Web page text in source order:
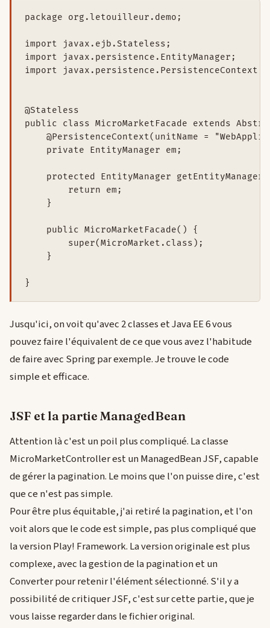
package org.letouilleur.demo;
import javax.ejb.Stateless;
import javax.persistence.EntityManager;
import javax.persistence.PersistenceContext;
@Stateless
public class MicroMarketFacade extends
@PersistenceContext(unitName =
    private EntityManager em;
protected EntityManager
        return em;
    }
    public MicroMarketFacade() {
        super(MicroMarket.class);
    }
Jusqu'ici, on voit qu'avec 2 classes et Java EE 6 vous
pouvez faire l'équivalent de ce que vous avez l'habitude
de faire avec Spring par exemple. Je trouve le code
simple et efficace.
JSF et la partie ManagedBean
Attention là c'est un poil plus compliqué. La classe
MicroMarketController est un ManagedBean JSF, capable
de gérer la pagination. Le moins que l'on puisse dire, c'est
que ce n'est pas simple.
Pour être plus équitable, j'ai retiré la pagination, et l'on
voit alors que le code est simple, pas plus compliqué que
la version Play! Framework. La version originale est plus
complexe, avec la gestion de la pagination et un
Converter pour retenir l'élément sélectionné. S'il y a
possibilité de critiquer JSF, c'est sur cette partie, que je
vous laisse regarder dans le fichier original.